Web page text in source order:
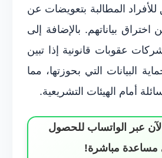
المطالبة بتعويضات عن
اختراق بياناتهم. بالإضافة إلى
عقوبات قانونية إذا تبين
البيانات التي بحوزتها، مما
أمام الهيئات التشريعية.
عبر الواتساب للحصول
مساعدة مباشرة!